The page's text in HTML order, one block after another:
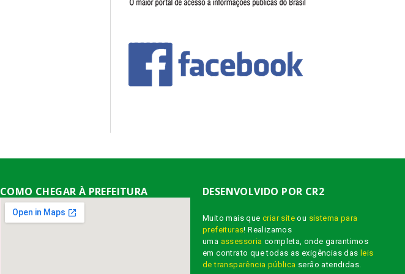
COMO CHEGAR À PREFEITURA DESENVOLVIDO POR CR2
Muito mais quecriar site ou sistema para
prefeituras! Realizamos
uma assessoria completa, onde garantimos
em contrato que todas as exigências das leis
de transparência pública serão atendidas.